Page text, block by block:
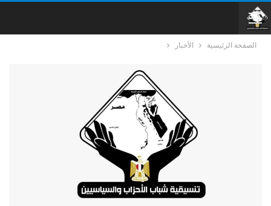
الصفحة الرئيسية الأخبار